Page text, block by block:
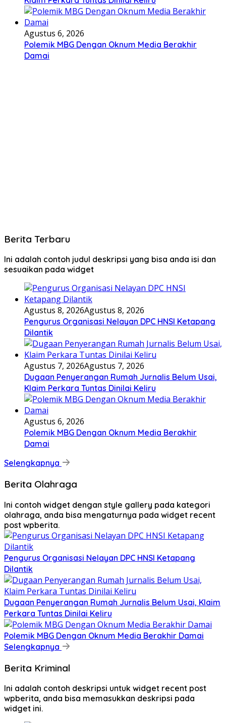
Agustus 6, 2026
Polemik MBG Dengan Oknum Media Berakhir
Damai
Dugaan Penyerangan Rumah Jurnalis Belum Usai,
Klaim Perkara Tuntas Dinilai Keliru
Polemik MBG Dengan Oknum Media Berakhir
Damai
Selengkapnya
Berita Olahraga
Ini contoh widget dengan style gallery pada kategori
olahraga, anda bisa mengaturnya pada widget recent
post wpberita.
Pengurus Organisasi Nelayan DPC HNSI Ketapang
Dilantik
Dugaan Penyerangan Rumah Jurnalis Belum Usai, Klaim
Perkara Tuntas Dinilai Keliru
Polemik MBG Dengan Oknum Media Berakhir Damai
Selengkapnya
Berita Kriminal
Ini adalah contoh deskripsi untuk widget recent post
wpberita, anda bisa memasukkan deskripsi pada
widget ini.
Agustus 8, 2026Agustus 8, 2026
Pengurus Organisasi Nelayan DPC HNSI Ketapang
Dilantik
Agustus 7, 2026Agustus 7, 2026
Dugaan Penyerangan Rumah Jurnalis Belum Usai,
Klaim Perkara Tuntas Dinilai Keliru
Agustus 6, 2026
Polemik MBG Dengan Oknum Media Berakhir
Damai
Agustus 5, 2026